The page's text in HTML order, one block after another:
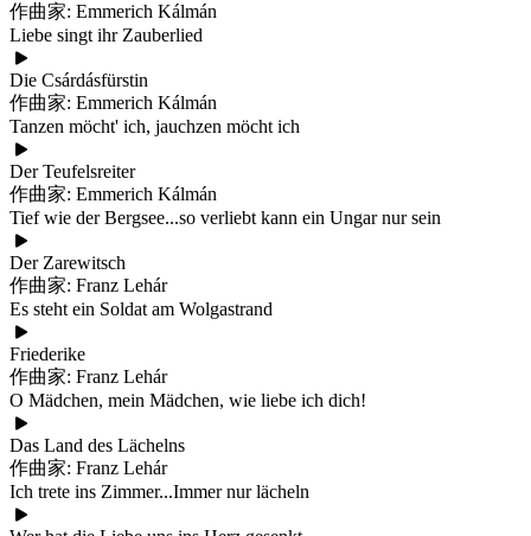
作曲家: Emmerich Kálmán
Liebe singt ihr Zauberlied
Die Csárdásfürstin
作曲家: Emmerich Kálmán
Tanzen möcht' ich, jauchzen möcht ich
Der Teufelsreiter
作曲家: Emmerich Kálmán
Tief wie der Bergsee...so verliebt kann ein Ungar nur sein
Der Zarewitsch
作曲家: Franz Lehár
Es steht ein Soldat am Wolgastrand
Friederike
作曲家: Franz Lehár
O Mädchen, mein Mädchen, wie liebe ich dich!
Das Land des Lächelns
作曲家: Franz Lehár
Ich trete ins Zimmer...Immer nur lächeln